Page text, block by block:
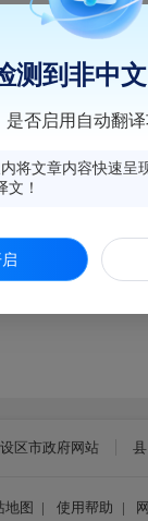
运输局及下属单
设区市政府网站 县
地图 | 使用帮助 |
测到非中
是否启用自动翻译
将文章内容快速呈
文！